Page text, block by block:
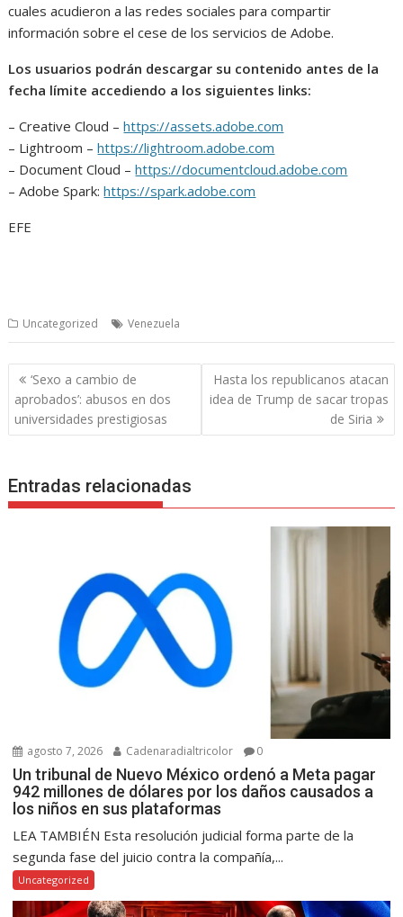
cuales acudieron a las redes sociales para compartir
información sobre el cese de los servicios de Adobe.
Los usuarios podrán descargar su contenido antes de la
fecha límite accediendo a los siguientes links:
– Creative Cloud –https://assets.adobe.com
– Lightroom –https://lightroom.adobe.com
– Document Cloud –https://documentcloud.adobe.com
– Adobe Spark:https://spark.adobe.com
EFE
Uncategorized Venezuela
Navegación
de
entradas
‘Sexo a cambio de
aprobados’: abusos en dos
universidades prestigiosas
Hasta los republicanos atacan
idea de Trump de sacar tropas
de Siria
Entradas relacionadas
agosto 7, 2026 Cadenaradialtricolor 0
Un tribunal de Nuevo México ordenó a Meta pagar
942 millones de dólares por los daños causados a
los niños en sus plataformas
LEA TAMBIÉN Esta resolución judicial forma parte de la
segunda fase del juicio contra la compañía,...
Uncategorized